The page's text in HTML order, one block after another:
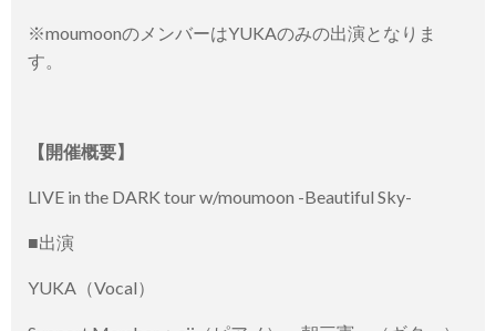
※moumoonのメンバーはYUKAのみの出演となりま
す。
【開催概要】
LIVE in the DARK tour w/moumoon -Beautiful Sky-
■出演
YUKA（Vocal）